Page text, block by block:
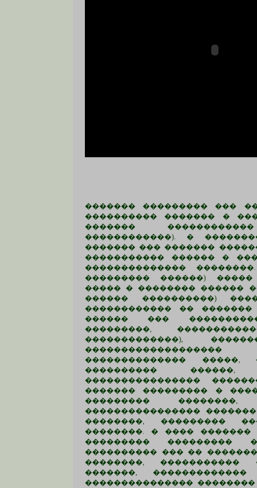
������� ��������� ���
���������� ������� �
�������
������������). �
������� ��� �������
����������� ������ �
��������������
��������� ������)
����� � �������� ������
������ ����������)
������������ ��
������ ���
���������,
�������������),
��������������
����������
����������������
������� ��������� �
���������
����������������
��������, ���������
��������. � ����
��������� ���������
���������� ��� ��
��������, �����������
�������,
���������������